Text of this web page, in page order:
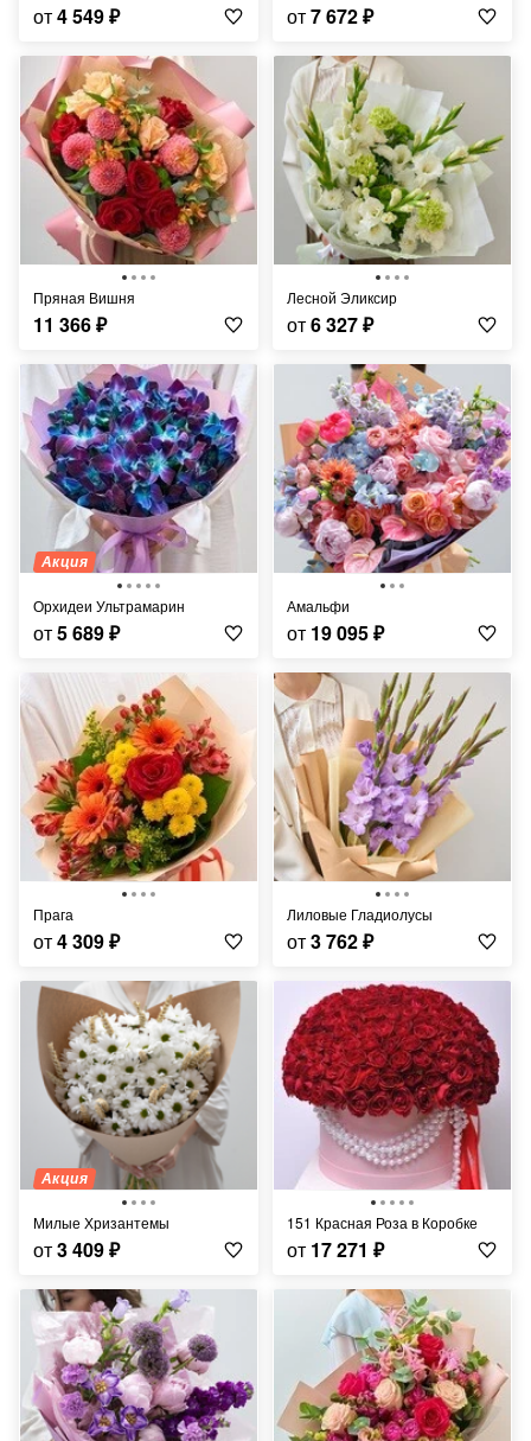
от4 549₽ от7 672₽
Пряная Вишня
11 366₽
Лесной Эликсир
от6 327₽
Акция
Орхидеи Ультрамарин
от5 689₽
Амальфи
от 19 095₽
Прага
от4 309₽
Лиловые Гладиолусы
от3 762₽
Акция
Милые Хризантемы
от3 409₽
151 Красная Роза в Коробке
от 17 271 ₽